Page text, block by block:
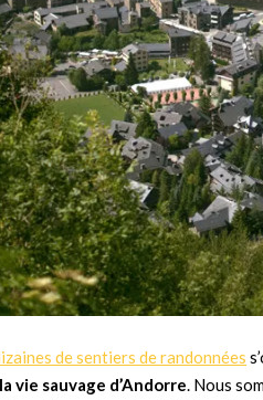
de sentiers de randonnées
vie sauvage d’Andorre . Nous